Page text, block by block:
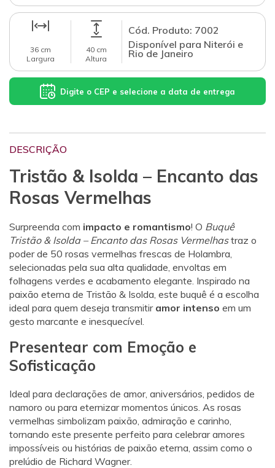
36 cm
Largura
40 cm
Altura
Cód. Produto: 7002
Disponível para Niterói e
Rio de Janeiro
Digite o CEP e selecione a data de entrega
DESCRIÇÃO
Tristão & Isolda – Encanto das
Rosas Vermelhas
Surpreenda com impacto e romantismo! O Buquê
Tristão & Isolda – Encanto das Rosas Vermelhastraz o
poder de 50 rosas vermelhas frescas de Holambra,
selecionadas pela sua alta qualidade, envoltas em
folhagens verdes e acabamento elegante. Inspirado na
paixão eterna de Tristão & Isolda, este buquê é a escolha
ideal para quem deseja transmitir amor intenso em um
gesto marcante e inesquecível.
Presentear com Emoção e
Sofisticação
Ideal para declarações de amor, aniversários, pedidos de
namoro ou para eternizar momentos únicos. As rosas
vermelhas simbolizam paixão, admiração e carinho,
tornando este presente perfeito para celebrar amores
impossíveis ou histórias de paixão eterna, assim como o
prelúdio de Richard Wagner.